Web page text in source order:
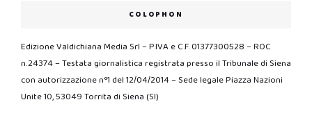
COLOPHON
Edizione Valdichiana Media Srl – P.IVA e C.F. 01377300528 – ROC
n.24374 – Testata giornalistica registrata presso il Tribunale di Siena
con autorizzazione n°1 del 12/04/2014 – Sede legale Piazza Nazioni
Unite 10, 53049 Torrita di Siena (SI)